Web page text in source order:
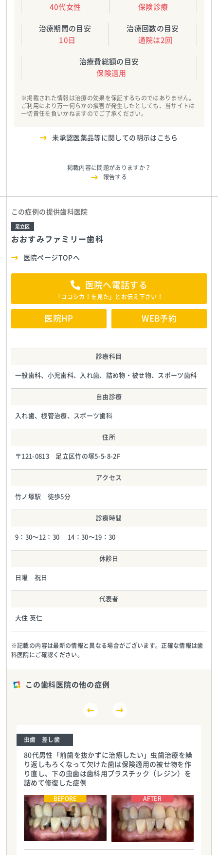
40代女性
保険診療
治療期間の目安
10日
治療回数の目安
通院は2回
治療費総額の目安
保険適用
※掲載された情報は治療の効果を保証するものではありません。
ご利用により万一何らかの損害が発生したとしても、当サイトは
一切責任を負いかねますのでご了承ください。
未承認医薬品等に関しての明示はこちら
掲載内容に問題がありますか？
報告する
この症例の提供歯科医院
おおすみファミリー歯科
足立区
医院ページTOPへ
医院へ電話する
「ココシカ！を見た」とお伝え下さい！
医院HP WEB予約
診療科目
一般歯科、小児歯科、入れ歯、詰め物・被せ物、スポーツ歯科
自由診療
入れ歯、根管治療、スポーツ歯科
住所
〒121-0813 足立区竹の塚5-5-8-2F
アクセス
竹ノ塚駅 徒歩5分
診療時間
9：30〜12：30 14：30〜19：30
休診日
日曜 祝日
代表者
大住 英仁
※記載の内容は最新の情報と異なる場合がございます。正確な情報は歯
科医院にご確認ください。
この歯科医院の他の症例
虫歯 差し歯
80代男性「前歯を抜かずに治療したい」虫歯治療を繰
り返しもろくなって欠けた歯は保険適用の被せ物を作
り直し、下の虫歯は歯科用プラスチック（レジン）を
詰めて修復した症例
おおすみファミリー歯科
TEL:0338836088
おおすみファミリー歯科
TEL:0338836088